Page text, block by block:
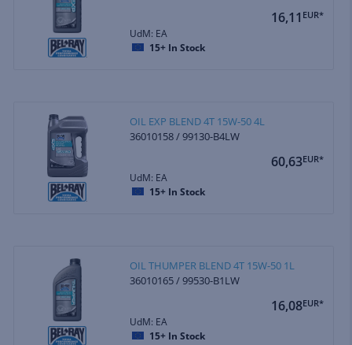
16,11 EUR*
UdM: EA
15+ In Stock
OIL EXP BLEND 4T 15W-50 4L
36010158 / 99130-B4LW
60,63EUR*
UdM: EA
15+ In Stock
OIL THUMPER BLEND 4T 15W-50 1L
36010165 / 99530-B1LW
16,08EUR*
UdM: EA
15+ In Stock